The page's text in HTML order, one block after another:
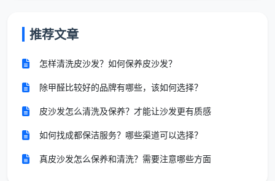
推荐文章
怎样清洗皮沙发？如何保养皮沙发？
除甲醛比较好的品牌有哪些，该如何选择？
皮沙发怎么清洗及保养？才能让沙发更有质感
如何找成都保洁服务？哪些渠道可以选择？
真皮沙发怎么保养和清洗？需要注意哪些方面